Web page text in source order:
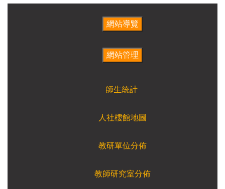
師生統計
人社樓館地圖
教研單位分佈
教師研究室分佈